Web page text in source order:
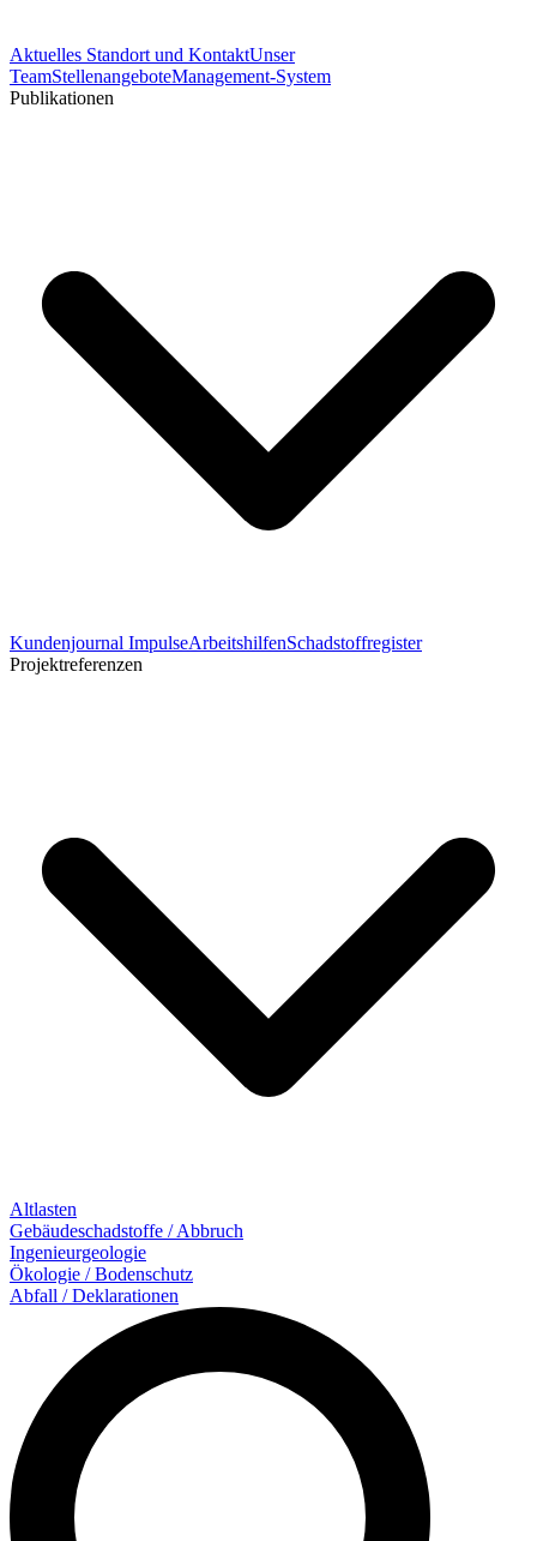
Aktuelles Standort und KontaktUnser
TeamStellenangeboteManagement-System
Publikationen
Kundenjournal ImpulseArbeitshilfenSchadstoffregister
Projektreferenzen
Altlasten
Gebäude­schadstoffe / Abbruch
Ingenieur­geologie
Ökologie / Bodenschutz
Abfall / Deklarationen